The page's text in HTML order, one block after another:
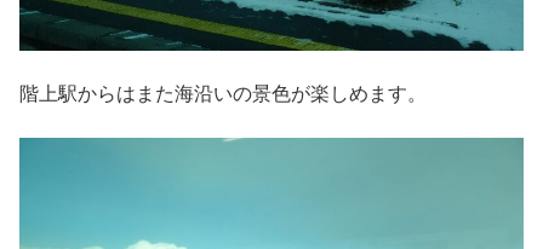
階上駅からはまた海沿いの景色が楽しめます。